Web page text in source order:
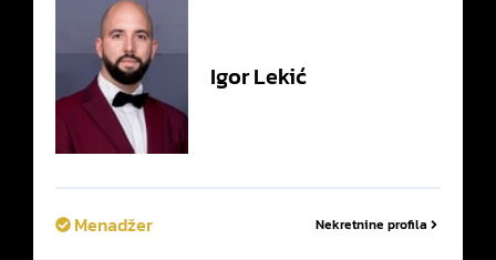
IgorLekić
Menadžer Nekretnine profila